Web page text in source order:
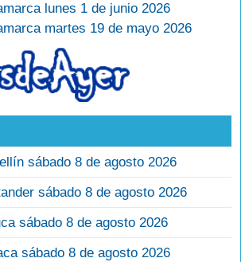
lunes 1 de junio 2026
martes 19 de mayo 2026
sábado 8 de agosto 2026
sábado 8 de agosto 2026
sábado 8 de agosto 2026
sábado 8 de agosto 2026